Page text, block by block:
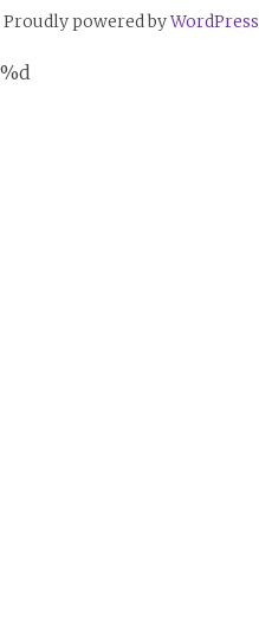
Proudly powered byWordPress
%d